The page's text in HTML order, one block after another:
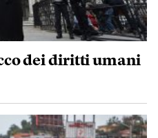
dei diritti umani